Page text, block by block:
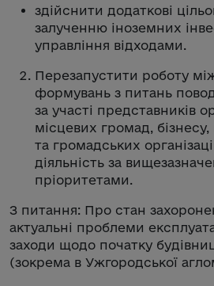
здійснити додаткові
залученню іноземних
управління відходами.
Перезапустити роботу
формувань з питань
за участі представників
місцевих громад,
та громадських
діяльність за
пріоритетами.
З питання: Про стан
актуальні проблеми
заходи щодо початку
(зокрема в Ужгородської